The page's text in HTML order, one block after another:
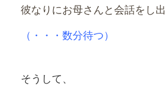
彼なりにお母さんと会話をし出
（・・・数分待つ）
そうして、